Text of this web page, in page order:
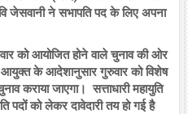
जेसवानी ने सभापति पद के लिए अपना
को आयोजित होने वाले चुनाव की ओर
आयुक्त के आदेशानुसार गुरुवार को विशेष
कराया जाएगा। सत्ताधारी महायुति
को लेकर दावेदारी तय हो गई है